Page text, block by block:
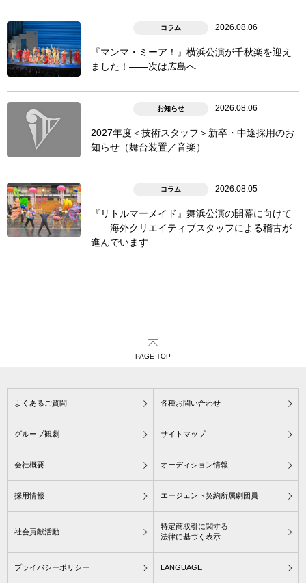
コラム 2026.08.06
『マンマ・ミーア！』横浜公演が千秋楽を迎え
ました！――次は広島へ
お知らせ 2026.08.06
2027年度＜技術スタッフ＞新卒・中途採用のお
知らせ（舞台装置／音楽）
コラム 2026.08.05
『リトルマーメイド』舞浜公演の開幕に向けて
――海外クリエイティブスタッフによる稽古が
進んでいます
PAGE TOP
よくあるご質問 各種お問い合わせ
グループ観劇 サイトマップ
会社概要 オーディション情報
採用情報 エージェント契約所属劇団員
社会貢献活動
特定商取引に関する
法律に基づく表示
プライバシーポリシー LANGUAGE